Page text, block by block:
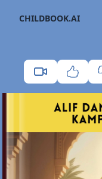
CHILDBOOK.AI